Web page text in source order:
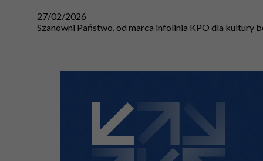
27/02/2026
Szanowni Państwo, od marca infolinia KPO dla kultury